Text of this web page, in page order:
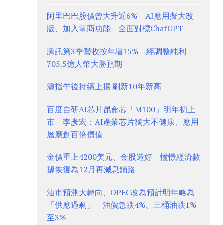
阿里巴巴股價曾大升近6% AI應用擬大改
版、加入電商功能 全面對標ChatGPT
騰訊第3季營收按年增15% 經調整純利
705.5億人幣大勝預期
滬指午後持續上揚 刷新10年新高
百度自研AI芯片昆侖芯「M100」明年初上
市 李彥宏：AI產業芯片獨大不健康、應用
層應創百倍價值
金價重上4200美元、金股造好 憧憬經濟數
據恢復為12月再減息鋪路
油市預測大轉向、OPEC改為預計明年略為
「供應過剩」 油價急跌4%、三桶油跌1%
至3%